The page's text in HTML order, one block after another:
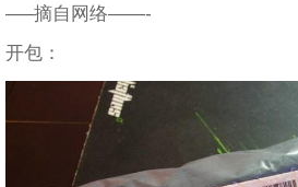
—–摘自网络——-
开包：